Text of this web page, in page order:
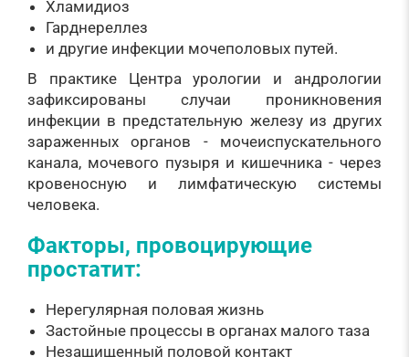
Хламидиоз
Гарднереллез
и другие инфекции мочеполовых путей.
В практике Центра урологии и андрологии
зафиксированы случаи проникновения
инфекции в предстательную железу из других
зараженных органов - мочеиспускательного
канала, мочевого пузыря и кишечника - через
кровеносную и лимфатическую системы
человека.
Факторы, провоцирующие
простатит:
Нерегулярная половая жизнь
Застойные процессы в органах малого таза
Незащищенный половой контакт